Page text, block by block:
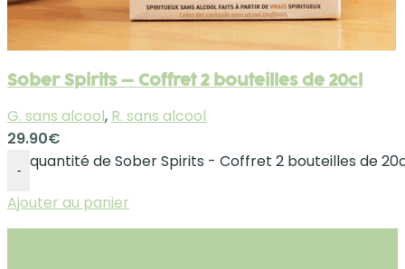
Sober Spirits – Coffret 2 bouteilles de 20cl
G. sans alcool, R. sans alcool
29.90€
-
quantité de Sober Spirits - Coffret 2 bouteilles de
Ajouter au panier